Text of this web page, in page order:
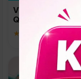
Vinpearl Resort
Quoc
★ 5.0